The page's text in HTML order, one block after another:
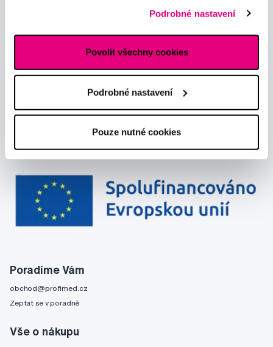
Podrobné nastavení
Povolit všechny cookies
Podrobné nastavení
Pouze nutné cookies
Poradíme Vám
obchod@profimed.cz
Zeptat se v poradně
Vše o nákupu
zpracováním osobních údajůpro tyto účely.